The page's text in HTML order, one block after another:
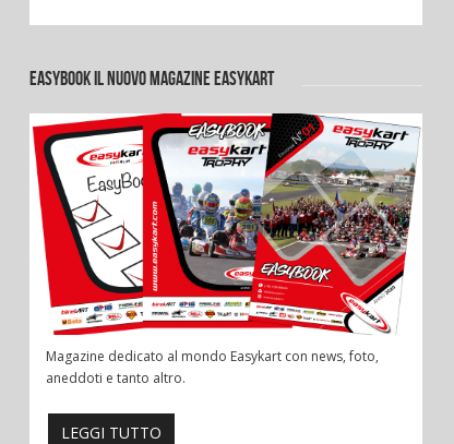
EASYBOOK IL NUOVO MAGAZINE EASYKART
Magazine dedicato al mondo Easykart con news, foto,
aneddoti e tanto altro.
LEGGI TUTTO